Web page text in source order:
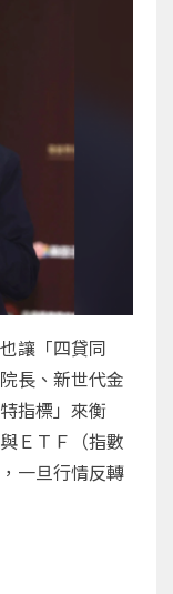
讓「四貸同
長、新世代金
指標」來衡
ＥＴＦ（指數
一旦行情反轉